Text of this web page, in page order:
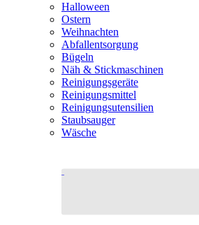
Halloween
Ostern
Weihnachten
Abfallentsorgung
Bügeln
Näh & Stickmaschinen
Reinigungsgeräte
Reinigungsmittel
Reinigungsutensilien
Staubsauger
Wäsche